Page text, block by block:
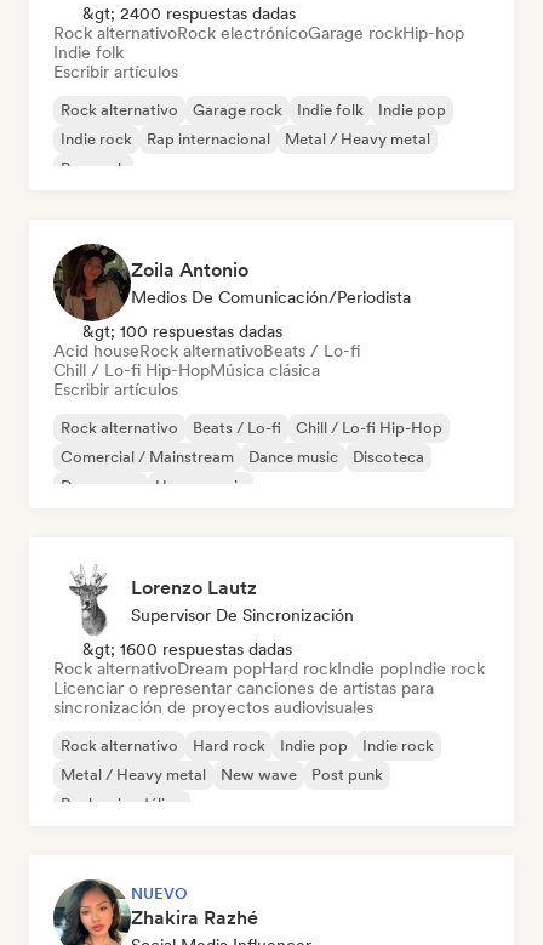
&gt; 2400 respuestas dadas
Rock alternativoRock electrónicoGarage rockHip-hop
Indie folk
Escribir artículos
Rock alternativo Garage rock Indie folk
Indie pop
Indie rock
Rap internacional
Metal / Heavy metal
Pop rock
Zoila Antonio
Medios De Comunicación/Periodista
&gt; 100 respuestas dadas
Acid houseRock alternativoBeats / Lo-fi
Chill / Lo-fi Hip-HopMúsica clásica
Escribir artículos
Rock alternativo Beats / Lo-fi
Chill / Lo-fi Hip-Hop
Comercial / Mainstream
Dance music
Discoteca
Dream pop
House music
Lorenzo Lautz
Supervisor De Sincronización
&gt; 1600 respuestas dadas
Rock alternativoDream popHard rockIndie popIndie rock
Licenciar o representar canciones de artistas para
sincronización de proyectos audiovisuales
Rock alternativo Hard rock Indie pop
Indie rock
Metal / Heavy metal
New wave
Post punk
Rock psicodélico
NUEVO
Zhakira Razhé